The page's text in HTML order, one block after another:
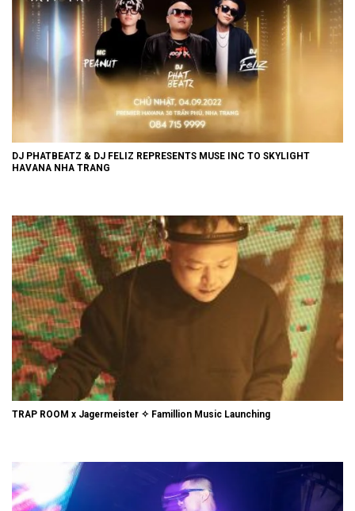
DJ PHATBEATZ & DJ FELIZ REPRESENTS MUSE INC TO SKYLIGHT
HAVANA NHA TRANG
TRAP ROOM x Jagermeister ✧ Famillion Music Launching